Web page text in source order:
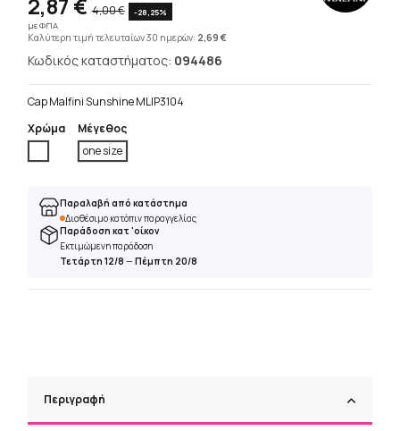
2,87 € 4,00 €
-28,25%
με ΦΠΑ
Καλύτερη τιμή τελευταίων 30 ημερών: 2,69 €
Κωδικός καταστήματος: 094486
Cap Malfini Sunshine MLIP3104
Χρώμα
Μέγεθος
one size
Παραλαβή από κατάστημα
Διαθέσιμο κατόπιν παραγγελίας
Παράδοση κατ 'οίκον
Εκτιμώμενη παράδοση
Τετάρτη 12/8 —Πέμπτη 20/8
Περιγραφή